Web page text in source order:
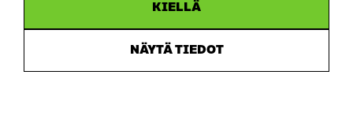
KIELLÄ
NÄYTÄ TIEDOT
ikkunassaInstagram